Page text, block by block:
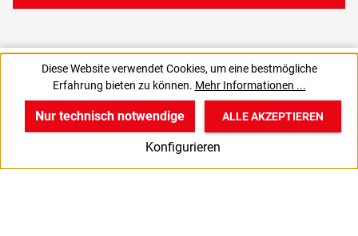
20,44 €
81,76 € / 1 Liter
Diese Website verwendet Cookies, um eine bestmögliche
Erfahrung bieten zu können. Mehr Informationen ...
Nur technisch notwendige
Konfigurieren
ALLE AKZEPTIEREN
v
Produkte
B